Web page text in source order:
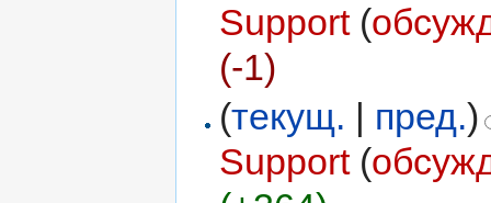
Support (
(-1)
(текущ. | пред.)
Support (